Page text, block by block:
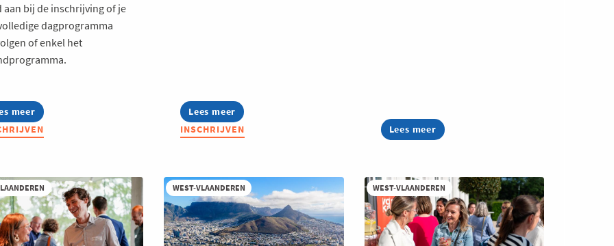
aan bij de inschrijving of je
dagprogramma
of enkel het
meer Lees meer
about
International
Business
INSCHRIJVEN Lees meer
about
Voka
Day
|
Kortrijk
WEST-VLAANDEREN WEST-VLAANDEREN